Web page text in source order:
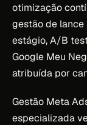
otimização
gestão de lance
estágio, A/B
Google Meu
atribuída por
Gestão Meta
especializada